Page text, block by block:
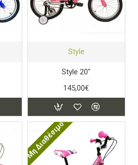
Style
Style 20"
145,00€
Μη Διαθέσιμο